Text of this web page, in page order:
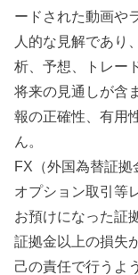
ードされた動画や
人的な見解であり
析、予想、トレー
将来の見通しが含
報の正確性、有用
ん。
FX（外国為替証拠
オプション取引等
お預けになった証
証拠金以上の損失
己の責任で行うよ